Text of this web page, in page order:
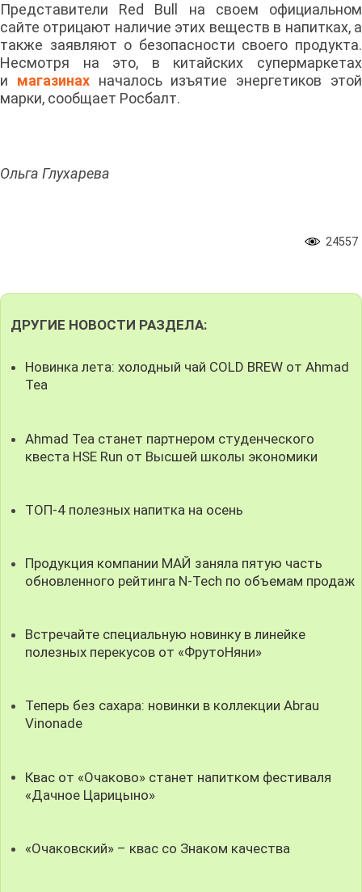
Представители Red Bull на своем официальном
сайте отрицают наличие этих веществ в напитках, а
также заявляют о безопасности своего продукта.
Несмотря на это, в китайских супермаркетах
и магазинахначалось изъятие энергетиков этой
марки, сообщает Росбалт.
Ольга Глухарева
24557
ДРУГИЕ НОВОСТИ РАЗДЕЛА:
Новинка лета: холодный чай COLD BREW от Ahmad
Tea
Ahmad Tea станет партнером студенческого
квеста HSE Run от Высшей школы экономики
ТОП-4 полезных напитка на осень
Продукция компании МАЙ заняла пятую часть
обновленного рейтинга N-Tech по объемам продаж
Встречайте специальную новинку в линейке
полезных перекусов от «ФрутоНяни»
Теперь без сахара: новинки в коллекции Abrau
Vinonade
Квас от «Очаково» станет напитком фестиваля
«Дачное Царицыно»
«Очаковский» – квас со Знаком качества